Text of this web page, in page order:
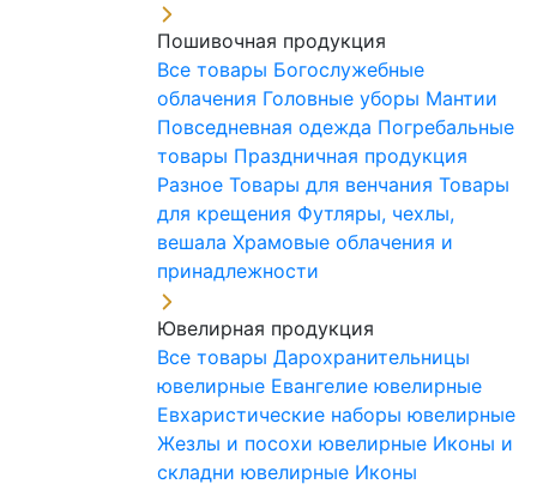
Пошивочная продукция
Все товары Богослужебные
облачения Головные уборы Мантии
Повседневная одежда Погребальные
товары Праздничная продукция
Разное Товары для венчания Товары
для крещения Футляры, чехлы,
вешала Храмовые облачения и
принадлежности
Ювелирная продукция
Все товары Дарохранительницы
ювелирные Евангелие ювелирные
Евхаристические наборы ювелирные
Жезлы и посохи ювелирные Иконы и
складни ювелирные Иконы